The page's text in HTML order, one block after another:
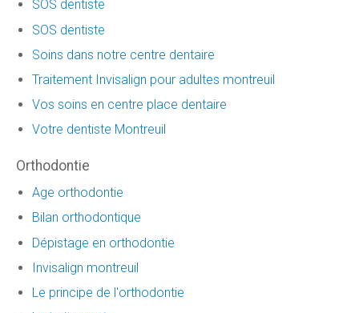
SOS dentiste
SOS dentiste
Soins dans notre centre dentaire
Traitement Invisalign pour adultes montreuil
Vos soins en centre place dentaire
Votre dentiste Montreuil
Orthodontie
Age orthodontie
Bilan orthodontique
Dépistage en orthodontie
Invisalign montreuil
Le principe de l'orthodontie